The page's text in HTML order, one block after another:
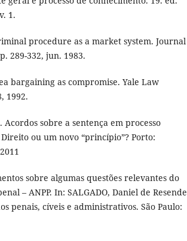
1.
procedure as a market system. Journal
289-332, jun. 1983.
bargaining as compromise. Yale Law
1992.
Acordos sobre a sentença em processo
ou um novo “princípio”? Porto:
sobre algumas questões relevantes do
– ANPP. In: SALGADO, Daniel de Resende
penais, cíveis e administrativos. São Paulo: